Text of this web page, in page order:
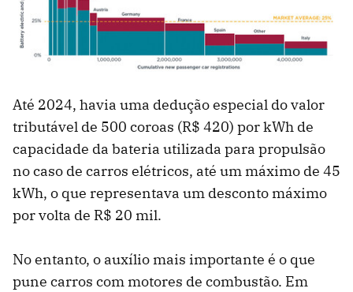
Até 2024, havia uma dedução especial do valor
tributável de 500 coroas (R$ 420) por kWh de
capacidade da bateria utilizada para propulsão
no caso de carros elétricos, até um máximo de 45
kWh, o que representava um desconto máximo
por volta de R$ 20 mil.
No entanto, o auxílio mais importante é o que
pune carros com motores de combustão. Em